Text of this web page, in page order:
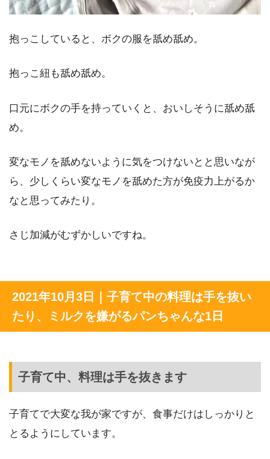
抱っこしていると、ボクの服を舐め舐め。
抱っこ紐も舐め舐め。
口元にボクの手を持っていくと、おいしそうに舐め舐
め。
変なモノを舐めないように気をつけないとと思いなが
ら、少しくらい変なモノを舐めた方が免疫力上がるか
なと思ってみたり。
さじ加減がむずかしいですね。
2021年10月3日｜子育て中の料理は手を抜い
たり、ミルクを嫌がるパンちゃんな1日
子育て中、料理は手を抜きます
子育てで大変な我が家ですが、食事だけはしっかりと
とるようにしています。